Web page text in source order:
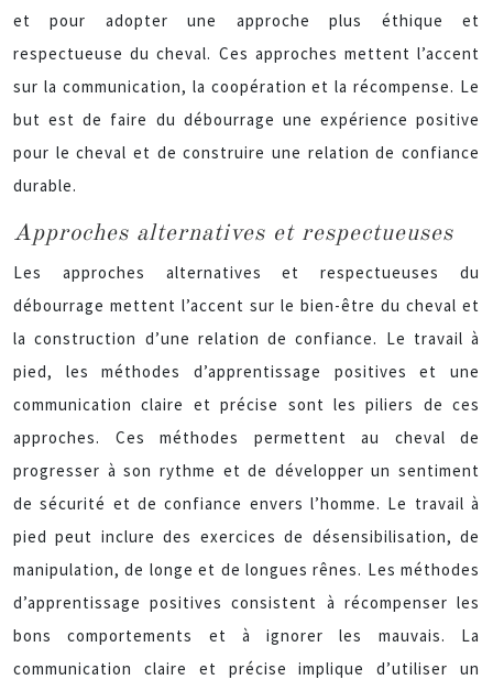
et pour adopter une approche plus éthique et
respectueuse du cheval. Ces approches mettent l’accent
sur la communication, la coopération et la récompense. Le
but est de faire du débourrage une expérience positive
pour le cheval et de construire une relation de confiance
durable.
Approches alternatives et respectueuses
Les approches alternatives et respectueuses du
débourrage mettent l’accent sur le bien-être du cheval et
la construction d’une relation de confiance. Le travail à
pied, les méthodes d’apprentissage positives et une
communication claire et précise sont les piliers de ces
approches. Ces méthodes permettent au cheval de
progresser à son rythme et de développer un sentiment
de sécurité et de confiance envers l’homme. Le travail à
pied peut inclure des exercices de désensibilisation, de
manipulation, de longe et de longues rênes. Les méthodes
d’apprentissage positives consistent à récompenser les
bons comportements et à ignorer les mauvais. La
communication claire et précise implique d’utiliser un